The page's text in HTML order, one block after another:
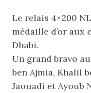
Le relais 4×200
médaille d’or aux
Dhabi.
Un grand bravo
ben Ajmia, Khalil
Jaouadi et Ayoub